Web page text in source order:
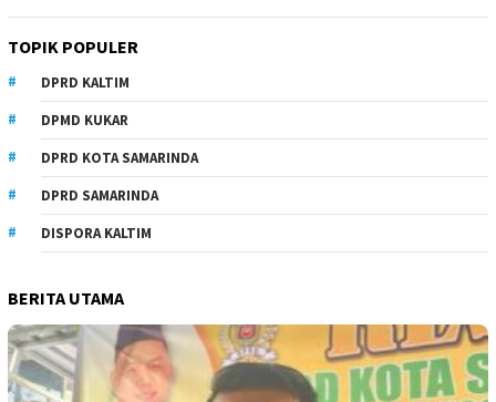
TOPIK POPULER
DPRD KALTIM
DPMD KUKAR
DPRD KOTA SAMARINDA
DPRD SAMARINDA
DISPORA KALTIM
BERITA UTAMA